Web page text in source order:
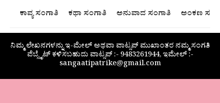
ಕಾವ್ಯ ಸಂಗಾತಿ ಕಥಾ ಸಂಗಾತಿ ಅನುವಾದ ಸಂಗಾತಿ ಅಂಕಣ
ನಿಮ್ಮ ಲೇಖನಗಳನ್ನು ಇ-ಮೇಲ್ ಅಥವಾ ವಾಟ್ಸಪ್ ಮುಖಾಂತರ ನಮ್ಮ ಸಂಗತಿ
ವೆಬ್ಸೈಟ್ ಕಳಿಸಬಹುದು ವಾಟ್ಸಪ್‌ :- 9483261944, ಇಮೇಲ್ :-
sangaatipatrike@gmail.com